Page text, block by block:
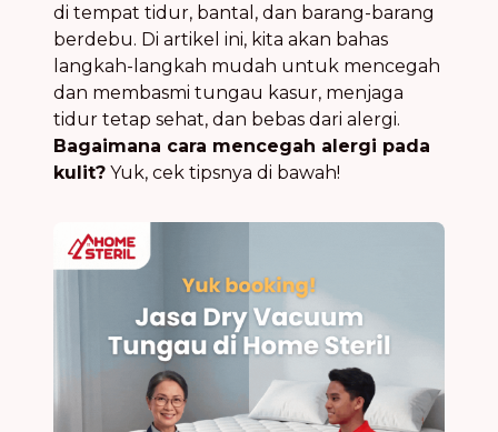
di tempat tidur, bantal, dan barang-barang
berdebu. Di artikel ini, kita akan bahas
langkah-langkah mudah untuk mencegah
dan membasmi tungau kasur, menjaga
tidur tetap sehat, dan bebas dari alergi.
Bagaimana cara mencegah alergi pada
kulit? Yuk, cek tipsnya di bawah!